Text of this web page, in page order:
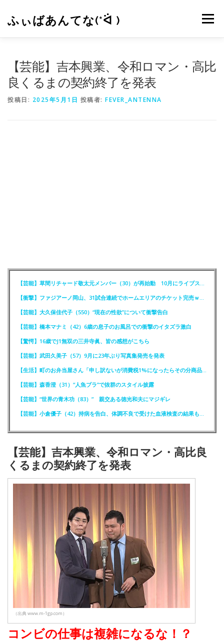
ふぃばあんてな(*ᐛ ) メニュー
【芸能】吉本興業、令和ロマン・高比
良くるまの契約終了を発表
投稿日: 2025年5月1日 投稿者: FEVER_ANTENNA
【芸能】草間リチャード敬太元メンバー（30）が再始動 10月にライブステージに出演へ
【衝撃】ファジアーノ岡山、31試合連続でホームエリアのチケット完売ｗｗｗｗ
【芸能】大久保佳代子（550）“現在の性欲”について衝撃告白
【芸能】橋本マナミ（42）6歳の息子のお風呂での衝撃のイタズラ激白
【驚愕】16歳でJ1無双の三井寺眞、皆の感想がこちら
【芸能】武田久美子（57）9月に23年ぶり写真集発売を発表
【生活】町のお弁当屋さん「申し訳ないが消費税1%になったらその分商品代を値上げするわ」
【芸能】森香澄（31）“人魚ブラ”で抜群のスタイル披露
【芸能】“世界の青木功（83）” 親交ある徳光和夫にマジギレ
【芸能】小倉優子（42）持病を告白、体調不良で受けた血液検査の結果も明かす
【芸能】吉本興業、令和ロマン・高比良
くるまの契約終了を発表
（出典 www.m-1gp.com）
コンビの仕事は複雑になるな！？